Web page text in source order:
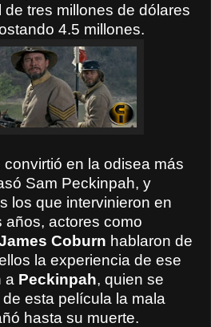
tres millones de dólares
4.5 millones.
convirtió en la odisea más
Sam Peckinpah, y
los que intervinieron en
años, actores como
Coburn hablaron de
la experiencia de ese
a Peckinpah, quien se
esta película la mala
hasta su muerte.